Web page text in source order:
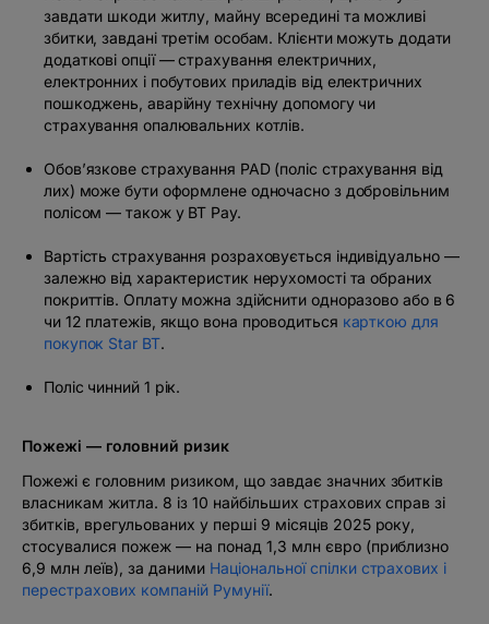
завдати шкоди житлу, майну всередині та можливі
збитки, завдані третім особам. Клієнти можуть додати
додаткові опції — страхування електричних,
електронних і побутових приладів від електричних
пошкоджень, аварійну технічну допомогу чи
страхування опалювальних котлів.
Обов’язкове страхування PAD (поліс страхування від
лих) може бути оформлене одночасно з добровільним
полісом — також у BT Pay.
Вартість страхування розраховується індивідуально —
залежно від характеристик нерухомості та обраних
покриттів. Оплату можна здійснити одноразово або в 6
чи 12 платежів, якщо вона проводиться карткою для
покупок Star BT.
Поліс чинний 1 рік.
Пожежі — головний ризик
Пожежі є головним ризиком, що завдає значних збитків
власникам житла. 8 із 10 найбільших страхових справ зі
збитків , врегульованих у перші 9 місяців 2025 року,
стосувалися пожеж — на понад 1,3 млн євро (приблизно
6,9 млн леїв), за даними Національної спілки страхових і
перестрахових компаній Румунії.